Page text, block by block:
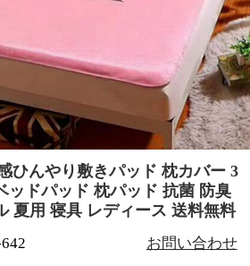
ひんやり敷きパッド 枕カバー 3
ッドパッド 枕パッド 抗菌 防臭
夏用 寝具 レディース 送料無料
お問い合わせ